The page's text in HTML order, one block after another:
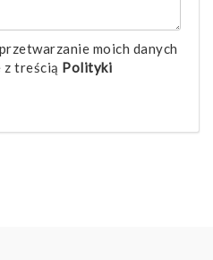
moich danych
z treścią Polityki